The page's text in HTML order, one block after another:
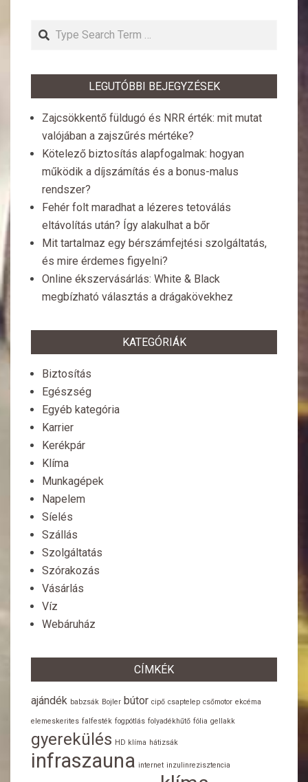
Search
LEGUTÓBBI BEJEGYZÉSEK
Zajcsökkentő füldugó és NRR érték: mit mutat
valójában a zajszűrés mértéke?
Kötelező biztosítás alapfogalmak: hogyan
működik a díjszámítás és a bonus-malus
rendszer?
Fehér folt maradhat a lézeres tetoválás
eltávolítás után? Így alakulhat a bőr
Mit tartalmaz egy bérszámfejtési szolgáltatás,
és mire érdemes figyelni?
Online ékszervásárlás: White & Black
megbízható választás a drágakövekhez
KATEGÓRIÁK
Biztosítás
Egészség
Egyéb kategória
Karrier
Kerékpár
Klíma
Munkagépek
Napelem
Síelés
Szállás
Szolgáltatás
Szórakozás
Vásárlás
Víz
Webáruház
CÍMKÉK
ajándék babzsák Bojler bútor cipő csaptelep csőmotor ekcéma
elemeskerites falfesték fogpótlás folyadékhűtő fólia gellakk
gyerekülés HD klíma hátizsák
infraszauna internet inzulinrezisztencia